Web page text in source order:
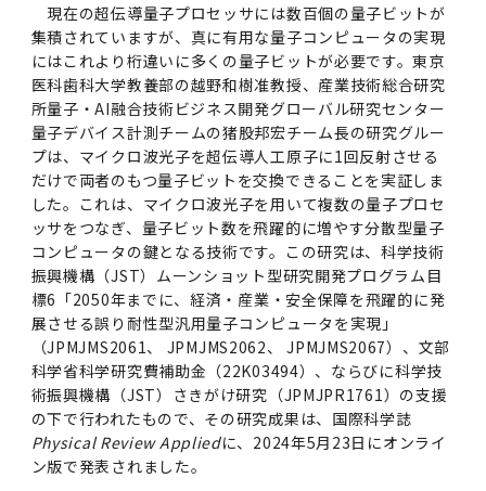
教育等の情報
動物実験等に関する情報
企業等からの資金提供状況の公表
女性活躍推進法による一般事業主行動計画
次世代育成支援対策推進法による一般事業主行
動計画
女性の活躍推進に向けた取り組み
目標とする教員の適正な年齢構成
キャンパスマスタープラン2016
女性の活躍推進に向けた取り組み
次世代認定マーク「くるみん」を取得しました
（基準適合一般事業主認定）
留学について
系）「Science Tokyo SPRING (医歯学系)」
（旧TMDU卓越大学院生制度）対象学生（秋入
学対象）の募集について
Call for Applications to TMDU-SPRING
Program (formerly the TMDU WISE
Program) for the 2024 Academic Year
令和6年度（2024年度）東京医科歯科大学
「TMDU-SPRING」対象学生の募集について
（※春入学対象）について
Call for Application to TMDU WISE
Programs (II) for the 2023 Academic Year
by Eligible Students (*Autumn admission)
令和５年度（２０２３年度）東京医科歯科大学
歯学部在学生
大学院在学生
附属学校在学生
学生相談支援室
障害を理由とする差別の解消の推進に関する対
応要領
バリアフリーマップ
困りごと対策貸出グッズ
入推奨仕様書
令和６年度（２０２４年度）東京医科歯科大学
「研究者早期育成コース」採用決定通知書授与
式を行いました。
令和５年度（２０２３年度）東京医科歯科大学
「研究者早期育成コース及び研究者養成コー
ス」採用決定通知書授与式を行いました。
令和４年度（２０２２年度）東京医科歯科大学
「研究者早期育成コース及び研究者養成コー
ス」採用決定通知書授与式を行いました。
令和３年度（２０２１年度）東京医科歯科大学
「卓越大学院生制度（Ⅰ）」採用決定通知書授
与式を行いました。
就職支援ガイド
外国人留学生の就職情報について
就職活動体験談について
OB・OG情報について
内定取り消しについて
進路届の提出について
その他 就職関連情報（推薦書等）
2023年（49.5MB）
2022年（38.1 MB）
2021年（PDF：71.9 MB）
2020年 （PDF：67.8MB）
2019年 （PDF：71.7MB）
2018年 （PDF：83.3MB）
2017年 （PDF：75.1MB）
2016年 （PDF：73.0MB）
セミナー・特別講義トップ
2026年度
2025年度
2023年度
2024年度
2022年度
2021年度
2020年度
設置計画履行状況報告書
2024年（PDF：5.4MB）
2023年（PDF：4.5MB）
2022年（PDF：53.8 MB）
2021年（PDF：4.5 MB）
2020年 （PDF：4.6MB）
2019年 （PDF：5.2MB）
2018年 （PDF：18.7MB）
2017年 （PDF：7.2MB）
ス・AI教育開発事業
大学統合時の教育・学生生活について（受験生
向け）
Regarding education and student life after
the integration（For prospective
students）
大学統合時の教育・学生生活について（在学生
向け）
Regarding education and student life after
the integration (For current students)
教学IR関連公開情報
教学IR関連公開情報トップ
統合イノベーション機構
統合イノベーション機構トップ
医療ビッグデータによるトータル・ヘルスケア
イノベーション創出の基盤構築プロジェクト
オープンイノベーションセンター
ヘルスサイエンスR&Dセンター
若手研究者支援センター（統合研究機構）
研究基盤クラスター（統合研究機構）
研究基盤クラスター（統合研究機構）トップ
リサーチコアセンター
実験動物センター
生命倫理研究センター
疾患バイオリソースセンター
先端医歯工学創成クラスター（統合研究機構）
先端医歯工学創成クラスター（統合研究機構）
トップ
再生医療研究センター
再生医療研究センター（微生物安全性グルー
プ）
統合研究機構から他部局へ異動したセンター
統合研究機構から他部局へ異動したセンタート
ップ
低侵襲医療センター（旧：低侵襲医歯学研究セ
ンター）
統合国際機構
統合情報機構（図書館部門・ITセキュリティ部
門）
統合情報機構（図書館部門・ITセキュリティ部
門）トップ
ITヘルプデスク（学内専用サイト）
ITセキュリティ部門（学内専用サイト）
図書館部門
図書館部門トップ
デジタル変革推進事務室
学生支援・保健管理機構
学生支援・保健管理機構トップ
保健管理センター
湯島学生支援センター
湯島学生支援センタートップ
環境安全管理室
環境安全管理室トップ
環境報告書
広報部
内専用)
研究大学強化促進事業に関する情報・評価
現在の超伝導量子プロセッサには数百個の量子ビットが
集積されていますが、真に有用な量子コンピュータの実現
にはこれより桁違いに多くの量子ビットが必要です。東京
医科歯科大学教養部の越野和樹准教授、産業技術総合研究
所量子・AI融合技術ビジネス開発グローバル研究センター
量子デバイス計測チームの猪股邦宏チーム長の研究グルー
プは、マイクロ波光子を超伝導人工原子に1回反射させる
だけで両者のもつ量子ビットを交換できることを実証しま
した。これは、マイクロ波光子を用いて複数の量子プロセ
ッサをつなぎ、量子ビット数を飛躍的に増やす分散型量子
コンピュータの鍵となる技術です。この研究は、科学技術
振興機構（JST）ムーンショット型研究開発プログラム目
標6「2050年までに、経済・産業・安全保障を飛躍的に発
展させる誤り耐性型汎用量子コンピュータを実現」
（JPMJMS2061、 JPMJMS2062、 JPMJMS2067）、文部
科学省科学研究費補助金（22K03494）、ならびに科学技
術振興機構（JST）さきがけ研究（JPMJPR1761）の支援
の下で行われたもので、その研究成果は、国際科学誌
Physical Review Appliedに、2024年5月23日にオンライ
ン版で発表されました。